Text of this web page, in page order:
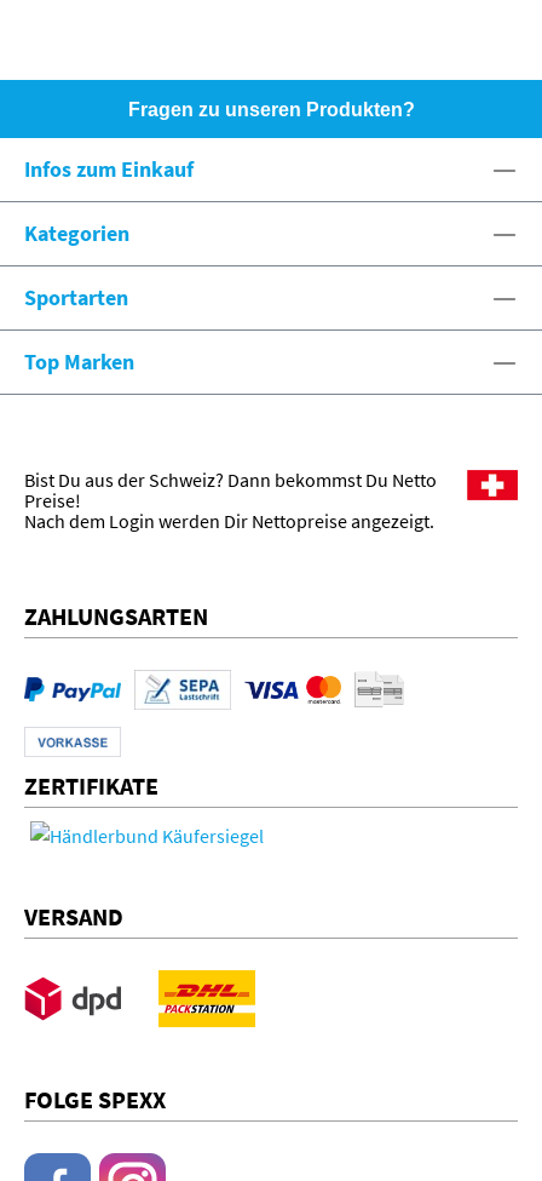
Fragen zu unseren Produkten?
eshop@spexx.org
Infos zum Einkauf
Kategorien
Sportarten
Top Marken
Bist Du aus der Schweiz? Dann bekommst Du Netto
Preise!
Nach dem Login werden Dir Nettopreise angezeigt.
ZAHLUNGSARTEN
ZERTIFIKATE
VERSAND
FOLGE SPEXX